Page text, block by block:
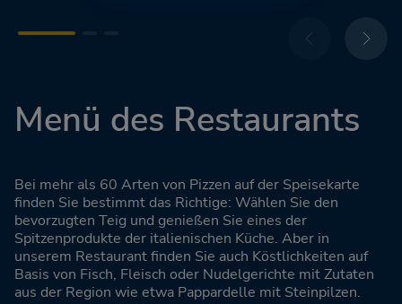
Menü des Restaurants
Bei mehr als 60 Arten von Pizzen auf der Speisekarte
finden Sie bestimmt das Richtige: Wählen Sie den
bevorzugten Teig und genießen Sie eines der
Spitzenprodukte der italienischen Küche. Aber in
unserem Restaurant finden Sie auch Köstlichkeiten auf
Basis von Fisch, Fleisch oder Nudelgerichte mit Zutaten
aus der Region wie etwa Pappardelle mit Steinpilzen.